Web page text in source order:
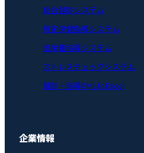
総合健診システム
特定保健指導システム
低栄養指導システム
ストレスチェックシステム
健診・指導XMLtoExcel
企業情報